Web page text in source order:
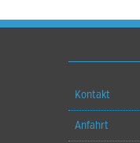
Kontakt
Anfahrt